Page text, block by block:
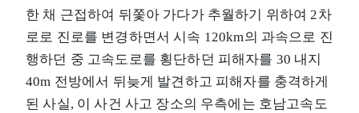
한 채 근접하여 뒤쫓아 가다가 추월하기 위하여 2차
로로 진로를 변경하면서 시속 120km의 과속으로 진
행하던 중 고속도로를 횡단하던 피해자를 30 내지
40m 전방에서 뒤늦게 발견하고 피해자를 충격하게
된 사실, 이 사건 사고 장소의 우측에는 호남고속도